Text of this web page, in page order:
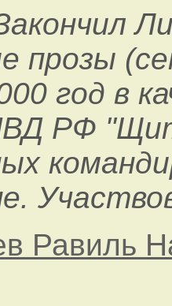
прозы
год в
РФ
Равиль